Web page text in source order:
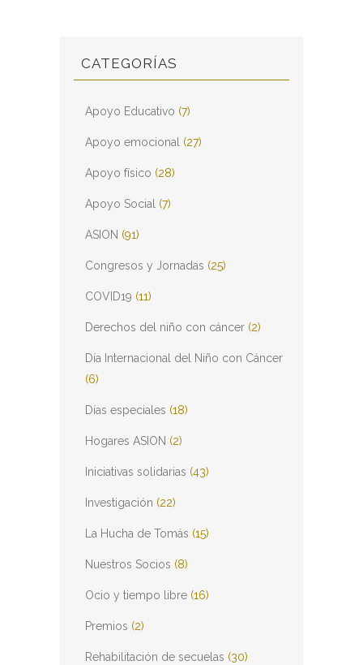
CATEGORÍAS
Apoyo Educativo (7)
Apoyo emocional (27)
Apoyo físico (28)
Apoyo Social (7)
ASION (91)
Congresos y Jornadas (25)
COVID19 (11)
Derechos del niño con cáncer (2)
Día Internacional del Niño con Cáncer
(6)
Días especiales (18)
Hogares ASION (2)
Iniciativas solidarias (43)
Investigación (22)
La Hucha de Tomás (15)
Nuestros Socios (8)
Ocio y tiempo libre (16)
Premios (2)
Rehabilitación de secuelas (30)